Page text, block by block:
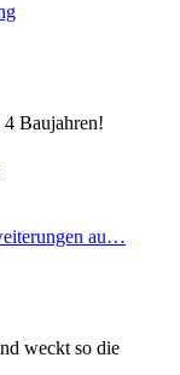
Baujahren!
au…
weckt so die